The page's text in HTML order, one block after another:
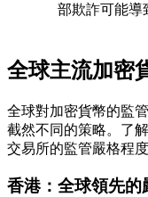
部欺詐可能導
全球主流加密
全球對加密貨幣的監
截然不同的策略。了
交易所的監管嚴格程度
香港：全球領先的